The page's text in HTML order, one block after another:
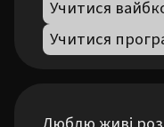
Учитися
Учитися